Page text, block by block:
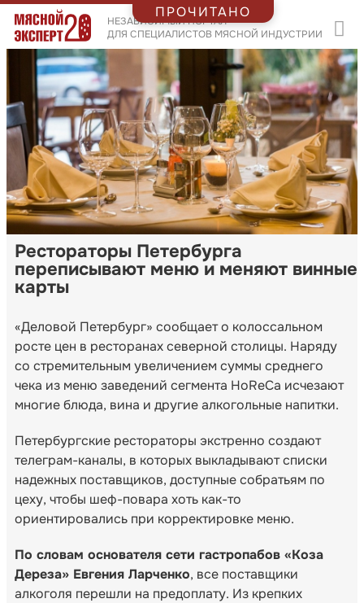
НЕЗАВИСИМЫЙ ПОРТАЛ
ДЛЯ СПЕЦИАЛИСТОВ МЯСНОЙ ИНДУСТРИИ
Рестораторы Петербурга
переписывают меню и меняют винные
карты
«Деловой Петербург» сообщает о колоссальном
росте цен в ресторанах северной столицы. Наряду
со стремительным увеличением суммы среднего
чека из меню заведений сегмента HoReCa исчезают
многие блюда, вина и другие алкогольные напитки.
Петербургские рестораторы экстренно создают
телеграм-каналы, в которых выкладывают списки
надежных поставщиков, доступные собратьям по
цеху, чтобы шеф-повара хоть как-то
ориентировались при корректировке меню.
По словам основателя сети гастропабов «Коза
Дереза» Евгения Ларченко, все поставщики
алкоголя перешли на предоплату. Из крепких
ПРОЧИТАНО